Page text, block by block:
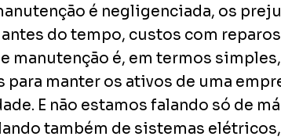
é negligenciada, os
do tempo, custos com
manutenção é, em termos
para manter os ativos de uma
E não estamos falando só de
também de sistemas